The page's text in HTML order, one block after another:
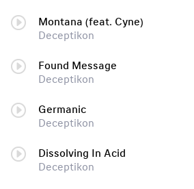
Montana (feat. Cyne)
Deceptikon
Found Message
Deceptikon
Germanic
Deceptikon
Dissolving In Acid
Deceptikon